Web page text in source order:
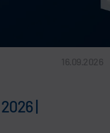
16.09.2026
|